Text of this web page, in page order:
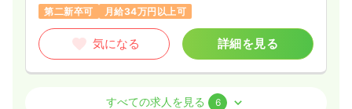
第二新卒可
月給34万円以上可
気になる 詳細を見る
オペ室(手術室)正看護師
すべての求人を見る 6